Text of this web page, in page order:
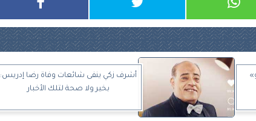
أشرف زكي ينفى شائعات وفاة رضا إدريس:
بخير ولا صحة لتلك الأخبار